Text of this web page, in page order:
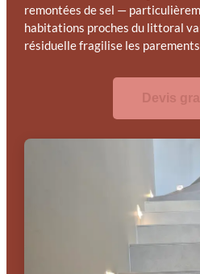
remontées de sel —
habitations proches du littoral
résiduelle fragilise les
Devis